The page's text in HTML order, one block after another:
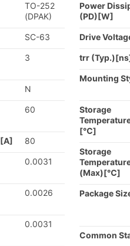
TO-252
(DPAK)
SC-63
3
N
60
[A] 80
0.0031
0.0026
0.0031
Power
(PD)[W]
Drive
trr
Mounting
Storage
[℃]
Storage
(Max)[℃]
Package
Common